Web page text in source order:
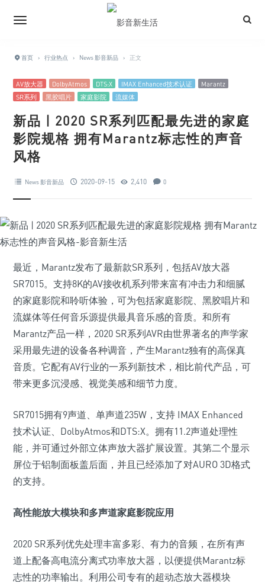
首页 › 行业热点 › News 影音新品 › 正文
AV放大器 DolbyAtmos DTS:X IMAX Enhanced技术认证
Marantz
SR系列
黑胶唱片 家庭影院 流媒体
新品 | 2020 SR系列匹配最先进的家庭
影院规格 拥有Marantz标志性的声音
风格
News 影音新品 2020-09-15 2,410 0
最近，Marantz发布了最新款SR系列，包括AV放大器
SR7015。支持8K的AV接收机系列带来富有冲击力和细腻
的家庭影院和聆听体验，可为包括家庭影院、黑胶唱片和
流媒体等任何音乐源提供最具音乐感的音质。和所有
Marantz产品一样，2020 SR系列AVR由世界著名的声学家
采用最先进的设备各种调音，产生Marantz独有的高保真
音质。它配有AV行业的一系列新技术，相比前代产品，可
带来更多沉浸感、视觉美感和细节力度。
SR7015拥有9声道、单声道235W，支持 IMAX Enhanced
技术认证、DolbyAtmos和DTS:X。拥有11.2声道处理性
能，并可通过外部立体声放大器扩展设置。其第二个显示
屏位于铝制面板盖后面，并且已经添加了对AURO 3D格式
的支持。
高性能放大模块和多声道家庭影院应用
2020 SR系列优先处理丰富多彩、有力的音频，在所有声
道上配备高电流分离式功率放大器，以便提供Marantz标
志性的功率输出。利用公司专有的超动态放大器模块